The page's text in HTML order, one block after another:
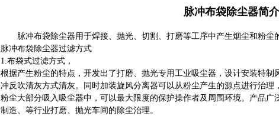
脉冲布袋除尘器简介
脉冲布袋除尘器用于焊接、抛光、切割、打磨等工序中产生烟尘和粉尘
脉冲布袋除尘器过滤方式
1.布袋式过滤方式，
根据产生粉尘的特点，开发出了打磨、抛光专用工业吸尘器，设计安装特
冲反吹清灰方式清灰。同时加装旋风分离器可以从粉尘产生的源点进行治
粉尘大部分吸入吸尘器中，可以最大限度的保护操作者及周围环境。产品广
制造、等行业打磨、抛光车间的除尘治理。